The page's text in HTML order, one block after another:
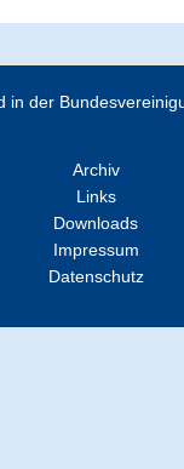
in der
Archiv
Links
Downloads
Impressum
Datenschutz